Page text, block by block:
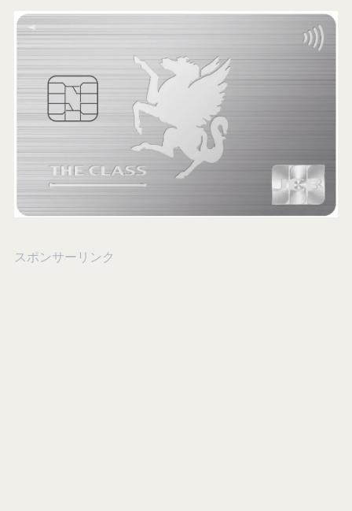
スポンサーリンク